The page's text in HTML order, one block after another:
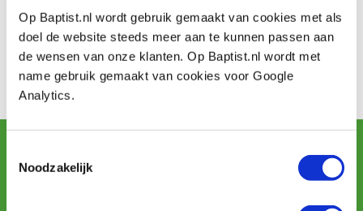
Op Baptist.nl wordt gebruik gemaakt van cookies met als
doel de website steeds meer aan te kunnen passen aan
de wensen van onze klanten. Op Baptist.nl wordt met
name gebruik gemaakt van cookies voor Google
Analytics.
Noodzakelijk
essa Steenman
Roderick Staatsen
Sander Daatselaar
Contact
Klik hier voor meer informatie